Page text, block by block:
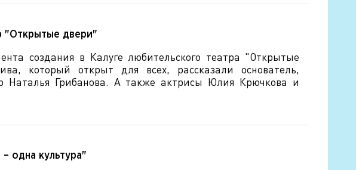
"Открытые двери"
создания в Калуге любительского театра "Открытые
который открыт для всех, рассказали основатель,
Наталья Грибанова. А также актрисы Юлия Крючкова и
одна культура"